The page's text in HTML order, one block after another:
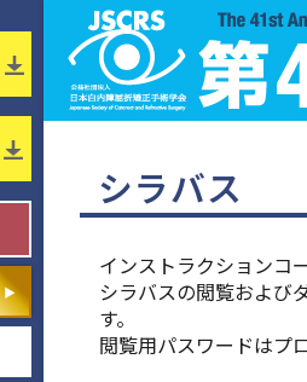
シラバス
インストラクションコ
シラバスの閲覧および
す。
閲覧用パスワードはプ